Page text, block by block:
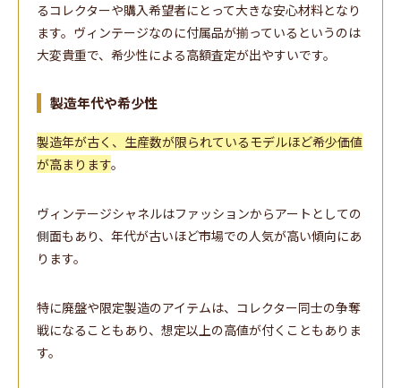
るコレクターや購入希望者にとって大きな安心材料となり
ます。ヴィンテージなのに付属品が揃っているというのは
大変貴重で、希少性による高額査定が出やすいです。
製造年代や希少性
製造年が古く、生産数が限られているモデルほど希少価値
が高まります。
ヴィンテージシャネルはファッションからアートとしての
側面もあり、年代が古いほど市場での人気が高い傾向にあ
ります。
特に廃盤や限定製造のアイテムは、コレクター同士の争奪
戦になることもあり、想定以上の高値が付くこともありま
す。